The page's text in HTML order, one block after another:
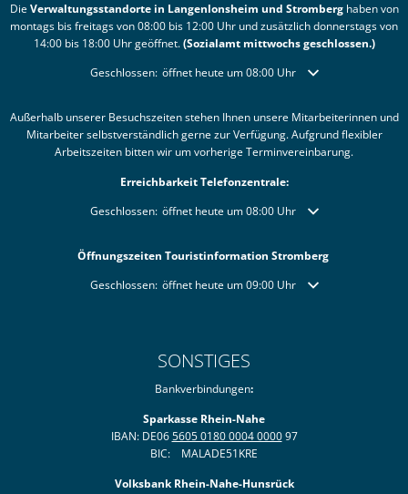
DieVerwaltungsstandorte in Langenlonsheim und Stromberghaben von
montags bis freitags von 08:00 bis 12:00 Uhr und zusätzlich donnerstags von
14:00 bis 18:00 Uhr geöffnet.(Sozialamt mittwochs geschlossen.)
Klicken, um weitere Öffnungs- oder Schließzeiten
Geschlossen: öffnet heute um 08:00 Uhr
Außerhalb unserer Besuchszeiten stehen Ihnen unsere Mitarbeiterinnen und
Mitarbeiter selbstverständlich gerne zur Verfügung. Aufgrund flexibler
Arbeitszeiten bitten wir um vorherige Terminvereinbarung.
Erreichbarkeit Telefonzentrale:
Klicken, um weitere Öffnungs- oder Schließzeiten
Geschlossen: öffnet heute um 08:00 Uhr
Öffnungszeiten Touristinformation Stromberg
Klicken, um weitere Öffnungs- oder Schließzeiten
Geschlossen: öffnet heute um 09:00 Uhr
SONSTIGES
Bankverbindungen:
Sparkasse Rhein-Nahe
IBAN: DE065605 0180 0004 000097
BIC: MALADE51KRE
Volksbank Rhein-Nahe-Hunsrück